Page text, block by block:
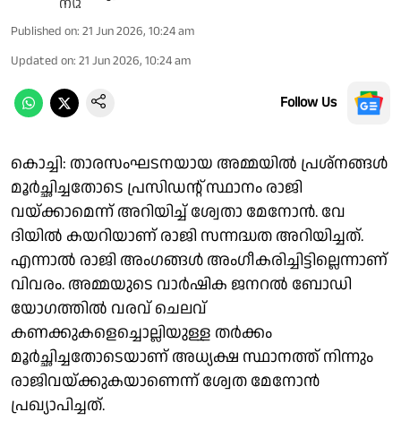
Published on: 21 Jun 2026, 10:24 am
Updated on: 21 Jun 2026, 10:24 am
Follow Us
കൊച്ചി: താരസംഘടനയായ അമ്മയിൽ പ്രശ്നങ്ങൾ
മൂർച്ഛിച്ചതോടെ പ്രസിഡൻ്റ് സ്ഥാനം രാജി
വയ്ക്കാമെന്ന് അറിയിച്ച് ശ്വേതാ മേനോൻ. വേ​
ദിയിൽ കയറിയാണ് രാജി സന്നദ്ധത അറിയിച്ചത്.
എന്നാൽ രാജി അംഗങ്ങൾ അംഗീകരിച്ചിട്ടില്ലെന്നാണ്
വിവരം. അമ്മയുടെ വാര്‍ഷിക ജനറല്‍ ബോഡി
യോഗത്തിൽ വരവ് ചെലവ്
കണക്കുകളെച്ചൊല്ലിയുള്ള തർക്കം
മൂർച്ഛിച്ചതോടെയാണ് അധ്യക്ഷ സ്ഥാനത്ത് നിന്നും
രാജിവയ്ക്കുകയാണെന്ന് ശ്വേത മേനോൻ
പ്രഖ്യാപിച്ചത്.